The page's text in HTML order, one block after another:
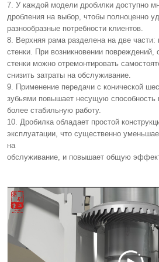
7. У каждой модели дробилки доступно
дробления на выбор, чтобы полноценно
разнообразные потребности клиентов.
8. Верхняя рама разделена на две
стенки. При возникновении повреждений,
стенки можно отремонтировать
снизить затраты на обслуживание.
9. Применение передачи с конической
зубьями повышает несущую способность
более стабильную работу.
10. Дробилка обладает простой
эксплуатации, что существенно
на
обслуживание, и повышает общую